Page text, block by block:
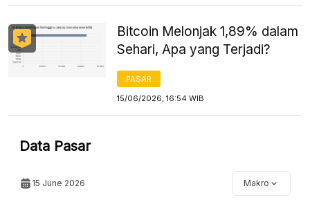
Bitcoin Melonjak 1,89% dalam
Sehari, Apa yang Terjadi?
PASAR
15/06/2026, 16:54 WIB
Data Pasar
15 June 2026 Makro